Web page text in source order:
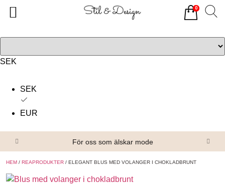
SEK
SEK
EUR
För oss som älskar mode
HEM / REAPRODUKTER / ELEGANT BLUS MED VOLANGER I CHOKLADBRUNT
0
Alla produkter
Om oss